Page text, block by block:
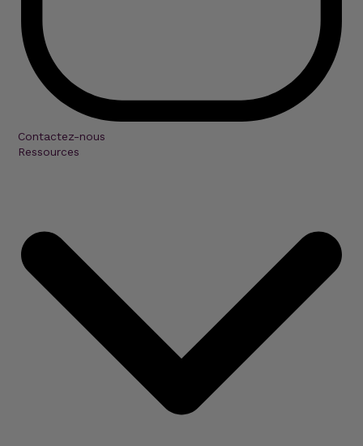
Contactez-nous
Ressources